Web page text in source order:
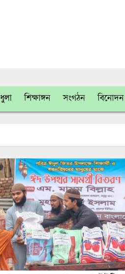
শিক্ষাঙ্গন সংগঠন বিনোদন